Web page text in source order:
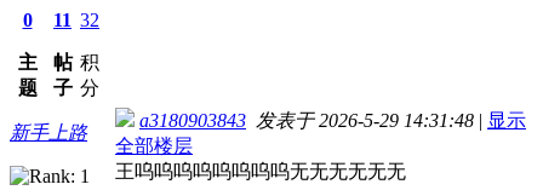
0
主
题
11
帖
子
32
积
分
新手上路
a3180903843 发表于 2026-5-29 14:31:48 | 显示
全部楼层
王呜呜呜呜呜呜呜呜无无无无无无